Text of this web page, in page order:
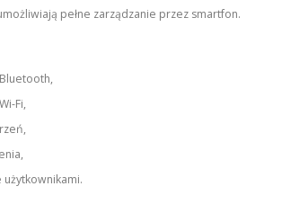
pełne zarządzanie przez smartfon.
Fi,
użytkownikami.